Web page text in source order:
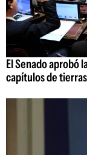
El Senado aprobó
capítulos de